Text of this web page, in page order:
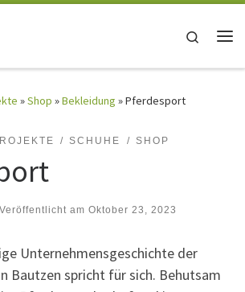
Search
»Shop »Bekleidung »Pferdesport
SCHUHE SHOP
Veröffentlicht am Oktober 23, 2023
Unternehmensgeschichte der
Bautzen spricht für sich. Behutsam